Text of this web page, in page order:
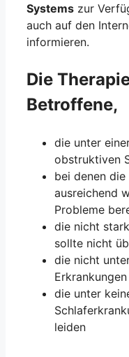
Systems zur
auch auf den
informieren.
Die
Betroffene,
die unter
obstruktiven
bei denen die
ausreichend
Probleme
die nicht
sollte nicht
die nicht
die unter
leiden